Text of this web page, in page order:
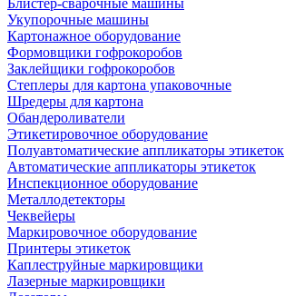
Блистер-сварочные машины
Укупорочные машины
Картонажное оборудование
Формовщики гофрокоробов
Заклейщики гофрокоробов
Степлеры для картона упаковочные
Шредеры для картона
Обандероливатели
Этикетировочное оборудование
Полуавтоматические аппликаторы этикеток
Автоматические аппликаторы этикеток
Инспекционное оборудование
Металлодетекторы
Чеквейеры
Маркировочное оборудование
Принтеры этикеток
Каплеструйные маркировщики
Лазерные маркировщики